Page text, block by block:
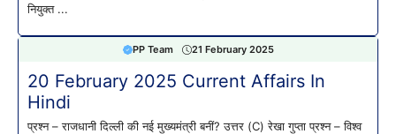
नियुक्त ...
PP Team 21 February 2025
20 February 2025 Current Affairs In
Hindi
प्रश्न – राजधानी दिल्ली की नई मुख्यमंत्री बनीं? उत्तर (C) रेखा गुप्ता प्रश्न – विश्व